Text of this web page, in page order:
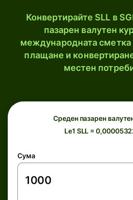
Конвертирайте SLL в
пазарен валутен
международната сметка
плащане и
местен
Среден пазарен
Le1 SLL =
Сума